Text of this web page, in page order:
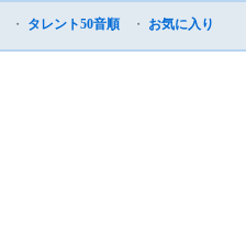
・ タレント50音順 ・ お気に入り